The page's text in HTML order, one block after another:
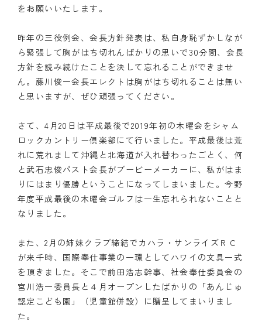
をお願いいたします。
昨年の三役例会、会長方針発表は、私自身恥ずかしなが
ら緊張して胸がはち切れんばかりの思いで30分間、会長
方針を読み続けたことを決して忘れることができませ
ん。藤川俊一会長エレクトは胸がはち切れることは無い
と思いますが、ぜひ頑張ってください。
さて、4月20日は平成最後で2019年初の木曜会をシャム
ロックカントリー倶楽部にて行いました。平成最後は荒
れに荒れまして沖縄と北海道が入れ替わったごとく、何
と武石忠俊パスト会長がブービーメーカーに、私がはま
りにはまり優勝ということになってしまいました。今野
年度平成最後の木曜会ゴルフは一生忘れられないことと
なりました。
また、2月の姉妹クラブ締結でカハラ・サンライズＲＣ
が来千時、国際奉仕事業の一環としてハワイの文具一式
を頂きました。そこで前田浩志幹事、社会奉仕委員会の
宮川浩一委員長と４月オープンしたばかりの「あんじゅ
認定こども園」（児童館併設）に贈呈してまいりまし
た。